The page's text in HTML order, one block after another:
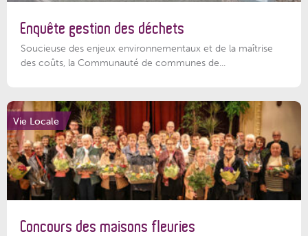
Enquête gestion des déchets
Soucieuse des enjeux environnementaux et de la maîtrise
des coûts, la Communauté de communes de...
Vie Locale
Concours des maisons fleuries